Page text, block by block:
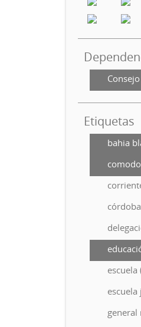
Etiquetas
bahia
escuela
escuela
general